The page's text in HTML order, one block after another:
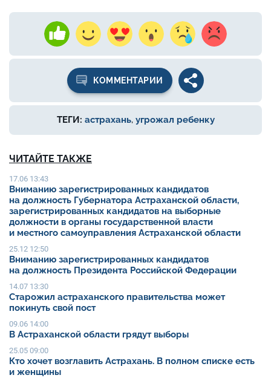
КОММЕНТАРИИ
ТЕГИ: астрахань, угрожал ребенку
ЧИТАЙТЕ ТАКЖЕ
17.06 13:43
Вниманию зарегистрированных кандидатов
на должность Губернатора Астраханской области,
зарегистрированных кандидатов на выборные
должности в органы государственной власти
и местного самоуправления Астраханской области
25.12 12:50
Вниманию зарегистрированных кандидатов
на должность Президента Российской Федерации
14.07 13:30
Старожил астраханского правительства может
покинуть свой пост
09.06 14:00
В Астраханской области грядут выборы
25.05 09:00
Кто хочет возглавить Астрахань. В полном списке есть
и женщины